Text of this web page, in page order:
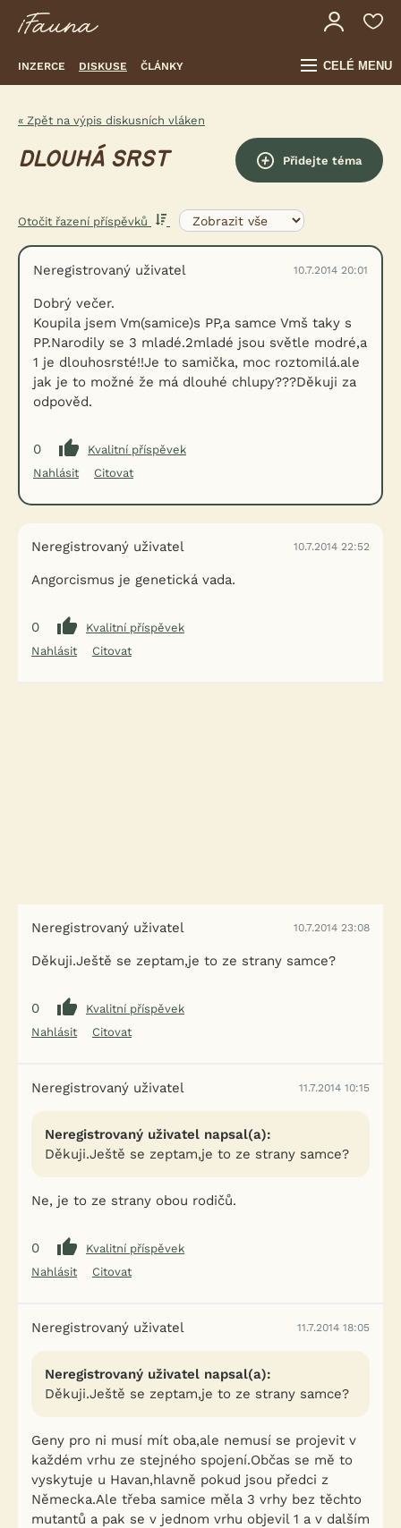
INZERCE DISKUSE ČLÁNKY CELÉ MENU
« Zpět na výpis diskusních vláken
DLOUHÁ SRST Přidejte téma
Otočit řazení příspěvků
Neregistrovaný uživatel 10.7.2014 20:01
Dobrý večer.
Koupila jsem Vm(samice)s PP,a samce Vmš taky s
PP.Narodily se 3 mladé.2mladé jsou světle modré,a
1 je dlouhosrsté!!Je to samička, moc roztomilá.ale
jak je to možné že má dlouhé chlupy???Děkuji za
odpověd.
0
Kvalitní příspěvek
Nahlásit
Citovat
Neregistrovaný uživatel 10.7.2014 22:52
Angorcismus je genetická vada.
0
Kvalitní příspěvek
Nahlásit
Citovat
Neregistrovaný uživatel 10.7.2014 23:08
Děkuji.Ještě se zeptam,je to ze strany samce?
0
Kvalitní příspěvek
Nahlásit
Citovat
Neregistrovaný uživatel 11.7.2014 10:15
Neregistrovaný uživatel napsal(a):
Děkuji.Ještě se zeptam,je to ze strany samce?
Ne, je to ze strany obou rodičů.
0
Kvalitní příspěvek
Nahlásit
Citovat
Neregistrovaný uživatel 11.7.2014 18:05
Neregistrovaný uživatel napsal(a):
Děkuji.Ještě se zeptam,je to ze strany samce?
Geny pro ni musí mít oba,ale nemusí se projevit v
každém vrhu ze stejného spojení.Občas se mě to
vyskytuje u Havan,hlavně pokud jsou předci z
Německa.Ale třeba samice měla 3 vrhy bez těchto
mutantů a pak se v jednom vrhu objevil 1 a v dalším